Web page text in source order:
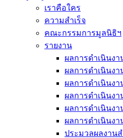
เราคือใคร
ความสำเร็จ
คณะกรรมการมูลนิธิฯ
รายงาน
ผลการดำเนินง
ผลการดำเนินง
ผลการดำเนินงา
ผลการดำเนินง
ผลการดำเนินง
ผลการดำเนินง
ประมวลผลงานส